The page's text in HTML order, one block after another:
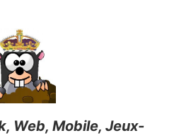
Web, Mobile, Jeux-